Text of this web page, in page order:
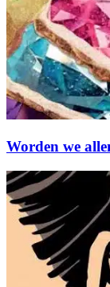
Worden we